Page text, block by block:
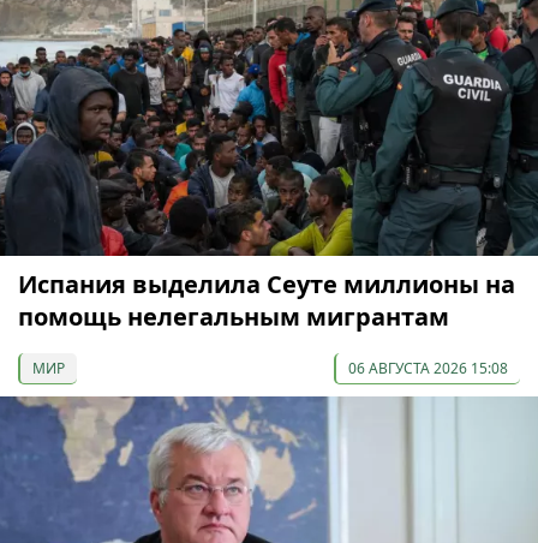
Испания выделила Сеуте миллионы на
помощь нелегальным мигрантам
МИР 06 АВГУСТА 2026 15:08